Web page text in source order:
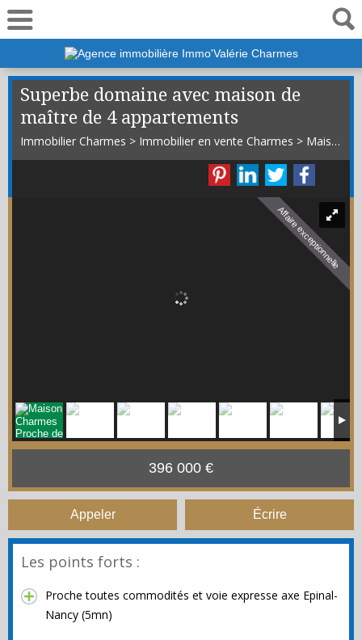
Superbe domaine avec maison de
maître de 4 appartements
Immobilier Charmes > Immobilier en vente Charmes > Maison Bourgeoise en vente Charmes
Affaire exceptionnelle
396 000 €
Appeler Écrire
Les points forts :
Proche toutes commodités et voie expresse axe Epinal-
Nancy (5mn)